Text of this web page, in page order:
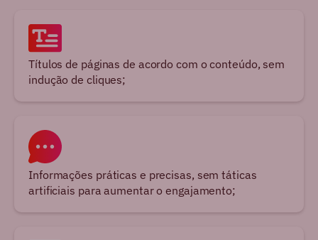
Títulos de páginas de acordo com o conteúdo, sem
indução de cliques;
Informações práticas e precisas, sem táticas
artificiais para aumentar o engajamento;